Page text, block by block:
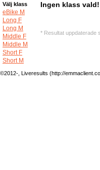
Välj klass
eBike M
Long F
Long M
Middle F
Middle M
Short F
Short M
Ingen klass vald!
* Resultat uppdaterade
©2012-, Liveresults (http://